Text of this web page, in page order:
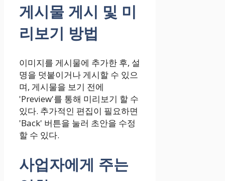
게시물 게시 및 미
리보기 방법
이미지를 게시물에 추가한 후, 설
명을 덧붙이거나 게시할 수 있으
며, 게시물을 보기 전에
'Preview'를 통해 미리보기 할 수
있다. 추가적인 편집이 필요하면
'Back' 버튼을 눌러 초안을 수정
할 수 있다.
사업자에게 주는